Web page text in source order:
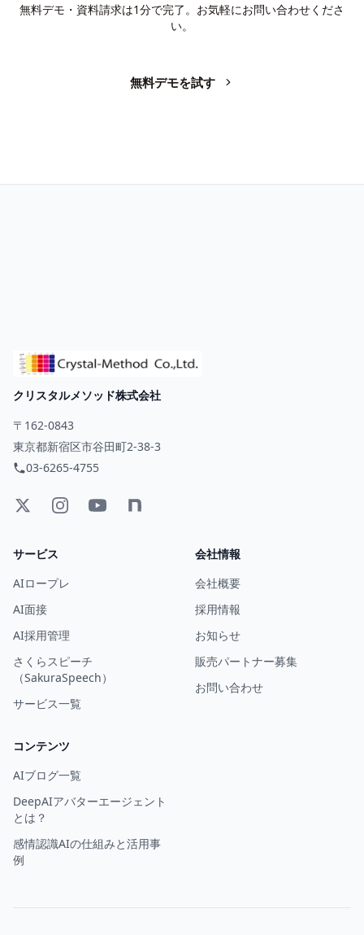
無料デモ・資料請求は1分で完了。お気軽にお問い合わせくださ
い。
無料デモを試す
クリスタルメソッド株式会社
〒162-0843
東京都新宿区市谷田町2-38-3
03-6265-4755
サービス
AIロープレ
AI面接
AI採用管理
さくらスピーチ
（SakuraSpeech）
サービス一覧
会社情報
会社概要
採用情報
お知らせ
販売パートナー募集
お問い合わせ
コンテンツ
AIブログ一覧
DeepAIアバターエージェント
とは？
感情認識AIの仕組みと活用事
例